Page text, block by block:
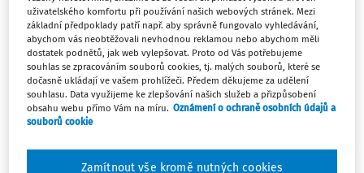
JUDIKÁTY
30 Ad 10/2022 - 85 - Přestupky
Krajský soud v Hradci Králové Sp. zn.:30 Ad 10/2022 - 85
Vydáno:28. 2. 2023
uživatelského komfortu při používání našich webových stránek. Mezi
základní předpoklady patří např. aby správně fungovalo vyhledávání,
abychom vás neobtěžovali nevhodnou reklamou nebo abychom měli
dostatek podnětů, jak web vylepšovat. Proto od Vás potřebujeme
souhlas se zpracováním souborů cookies, tj. malých souborů, které se
dočasně ukládají ve vašem prohlížeči. Předem děkujeme za udělení
souhlasu. Data využijeme ke zlepšování našich služeb a přizpůsobení
obsahu webu přímo Vám na míru. Oznámení o ochraně osobních údajů a
souborů cookie
Zamítnout vše kromě nutných cookies